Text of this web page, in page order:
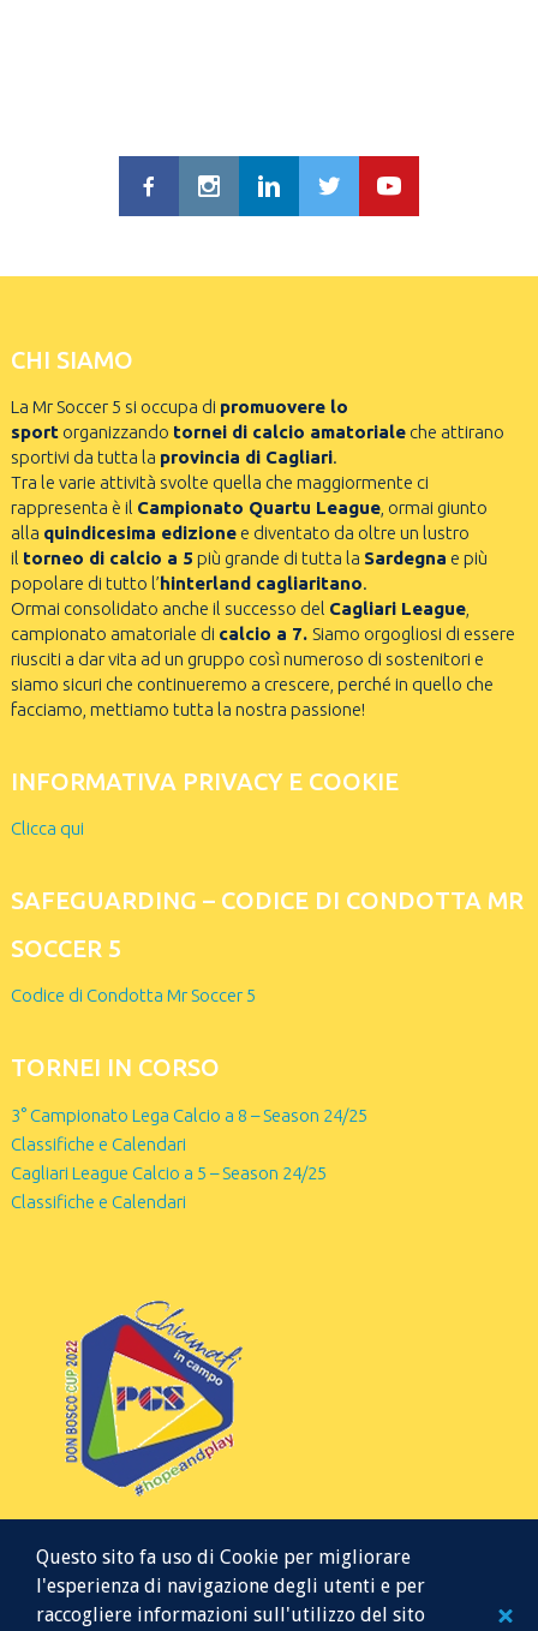
CHI SIAMO
La Mr Soccer 5 si occupa di promuovere lo
sportorganizzando tornei di calcio amatorialeche attirano
sportivi da tutta la provincia di Cagliari.
Tra le varie attività svolte quella che maggiormente ci
rappresenta è il Campionato Quartu League, ormai giunto
alla quindicesima edizionee diventato da oltre un lustro
il torneo di calcio a 5 più grande di tutta la Sardegna e più
popolare di tutto l’hinterland cagliaritano.
Ormai consolidato anche il successo del Cagliari League,
campionato amatoriale di calcio a 7. Siamo orgogliosi di essere
riusciti a dar vita ad un gruppo così numeroso di sostenitori e
siamo sicuri che continueremo a crescere, perché in quello che
facciamo, mettiamo tutta la nostra passione!
INFORMATIVA PRIVACY E COOKIE
Clicca qui
SAFEGUARDING – CODICE DI CONDOTTA MR
SOCCER 5
Codice di Condotta Mr Soccer 5
TORNEI IN CORSO
3° Campionato Lega Calcio a 8 – Season 24/25
Classifiche e Calendari
Cagliari League Calcio a 5 – Season 24/25
Classifiche e Calendari
Questo sito fa uso di Cookie per migliorare
l'esperienza di navigazione degli utenti e per
raccogliere informazioni sull'utilizzo del sito